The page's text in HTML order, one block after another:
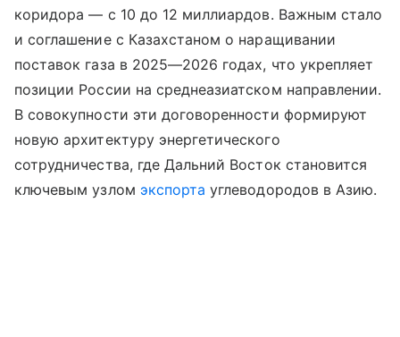
коридора — с 10 до 12 миллиардов. Важным стало
и соглашение с Казахстаном о наращивании
поставок газа в 2025—2026 годах, что укрепляет
позиции России на среднеазиатском направлении.
В совокупности эти договоренности формируют
новую архитектуру энергетического
сотрудничества, где Дальний Восток становится
ключевым узлом экспорта углеводородов в Азию.